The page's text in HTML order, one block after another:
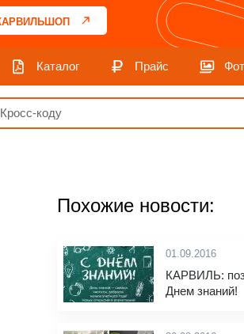
Каталог Прайс
Похожие новости:
01.09.2016
КАРВИЛЬ:
Днем знаний!